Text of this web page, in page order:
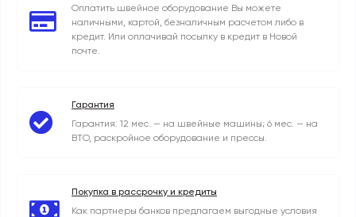
Оплатить швейное оборудование Вы можете
наличными, картой, безналичным расчетом либо в
кредит. Или оплачивай посылку в кредит в Новой
почте.
Гарантия
Гарантия: 12 мес. — на швейные машины; 6 мес. — на
ВТО, раскройное оборудование и прессы.
Покупка в рассрочку и кредиты
Как партнеры банков предлагаем выгодные условия